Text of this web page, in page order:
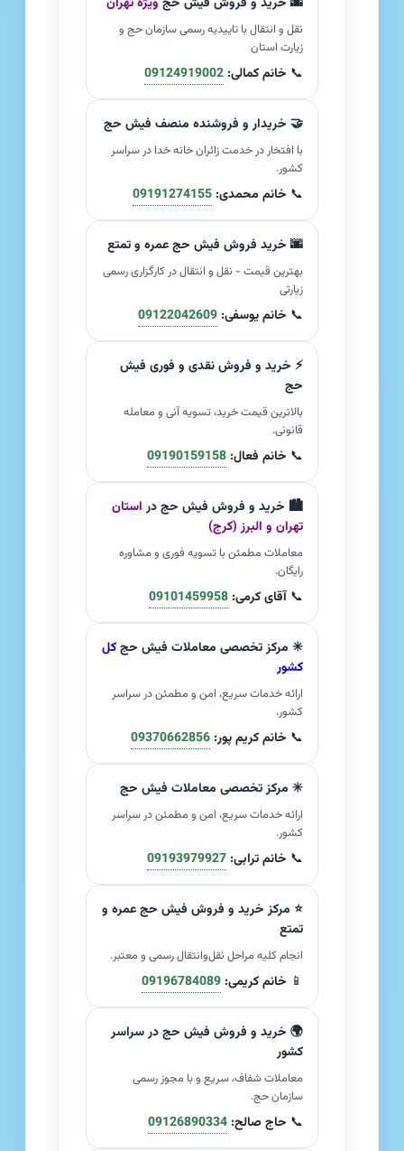
🌆 خرید و فروش فیش حج ویژه تهران
نقل و انتقال با تاییدیه رسمی سازمان حج و
زیارت استان
📞 خانم کمالی: 09124919002
🤝 خریدار و فروشنده منصف فیش حج
با افتخار در خدمت زائران خانه خدا در سراسر
کشور.
📞 خانم محمدی: 09191274155
🌆 خرید فروش فیش حج عمره و تمتع
بهترین قیمت - نقل و انتقال در کارگزاری رسمی
زیارتی
📞 خانم یوسفی: 09122042609
⚡ خرید و فروش نقدی و فوری فیش
حج
بالاترین قیمت خرید، تسویه آنی و معامله
قانونی.
📞 خانم فعال: 09190159158
🏙️ خرید و فروش فیش حج دراستان
تهران و البرز (کرج)
معاملات مطمئن با تسویه فوری و مشاوره
رایگان.
📞آقای کرمی: 09101459958
✳️ مرکز تخصصی معاملات فیش حجکل
کشور
ارائه خدمات سریع، امن و مطمئن در سراسر
کشور.
📞 خانم کریم پور: 09370662856
✳️ مرکز تخصصی معاملات فیش حج
ارائه خدمات سریع، امن و مطمئن در سراسر
کشور.
📞 خانم ترابی: 09193979927
⭐ مرکز خرید و فروش فیش حج عمره و
تمتع
انجام کلیه مراحل نقل‌وانتقال رسمی و معتبر.
📱 خانم کریمی: 09196784089
🌍 خرید و فروش فیش حج در سراسر
کشور
معاملات شفاف، سریع و با مجوز رسمی
سازمان حج.
📞 حاج صالح: 09126890334